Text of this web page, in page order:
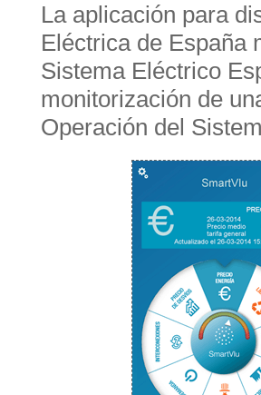
La aplicación para
Eléctrica de España
Sistema Eléctrico
monitorización de
Operación del